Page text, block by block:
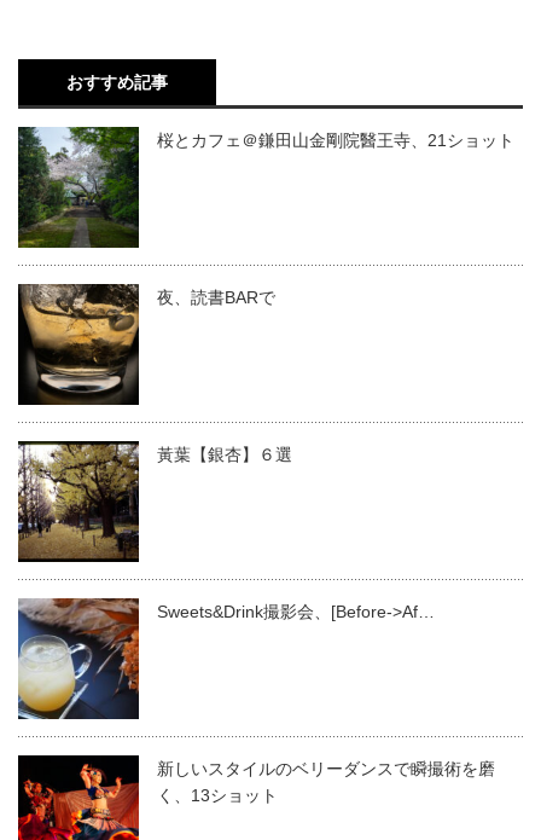
おすすめ記事
桜とカフェ＠鎌田山金剛院醫王寺、21ショット
夜、読書BARで
黃葉【銀杏】６選
Sweets&Drink撮影会、[Before->Af…
新しいスタイルのベリーダンスで瞬撮術を磨
く、13ショット